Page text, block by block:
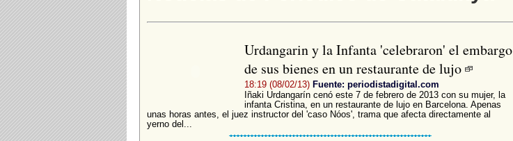
Urdangarin y la Infanta 'celebraron' el embargo
de sus bienes en un restaurante de lujo
18:19 (08/02/13) Fuente: periodistadigital.com
Iñaki Urdangarín cenó este 7 de febrero de 2013 con su mujer, la
infanta Cristina, en un restaurante de lujo en Barcelona. Apenas
unas horas antes, el juez instructor del 'caso Nóos', trama que afecta directamente al
yerno del...